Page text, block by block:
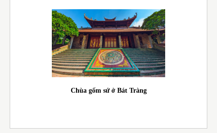
Chùa gốm sứ ở Bát Tràng